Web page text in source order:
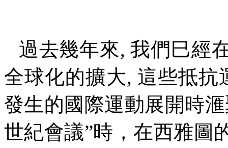
過去幾年來, 我們巳經
全球化的擴大, 這些抵
發生的國際運動展開時滙
世紀會議”時，在西雅圖